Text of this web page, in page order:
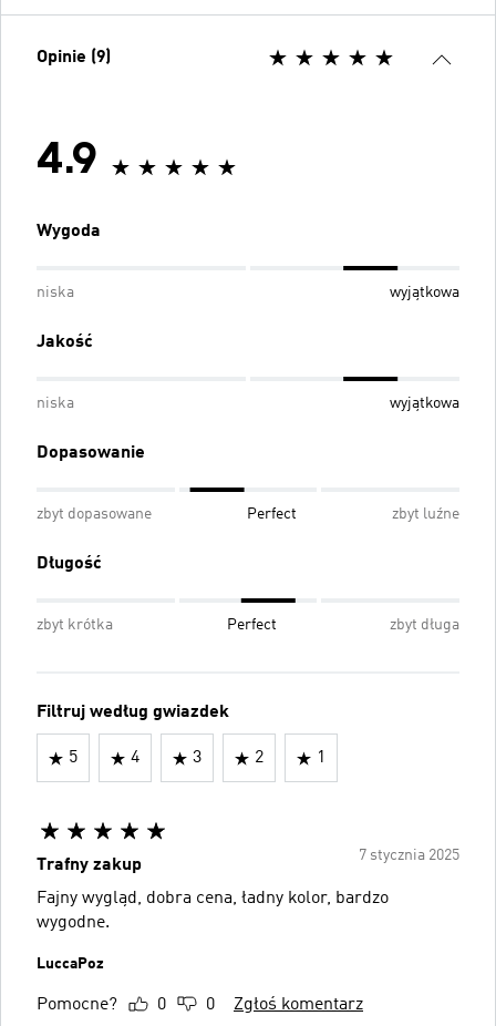
Opinie (9)
4.9
Wygoda
niska wyjątkowa
Jakość
niska wyjątkowa
Dopasowanie
zbyt dopasowane Perfect zbyt luźne
Długość
zbyt krótka Perfect zbyt długa
Filtruj według gwiazdek
5 4 3 2 1
7 stycznia 2025
Trafny zakup
Fajny wygląd, dobra cena, ładny kolor, bardzo
wygodne.
LuccaPoz
Pomocne? 0 0 Zgłoś komentarz